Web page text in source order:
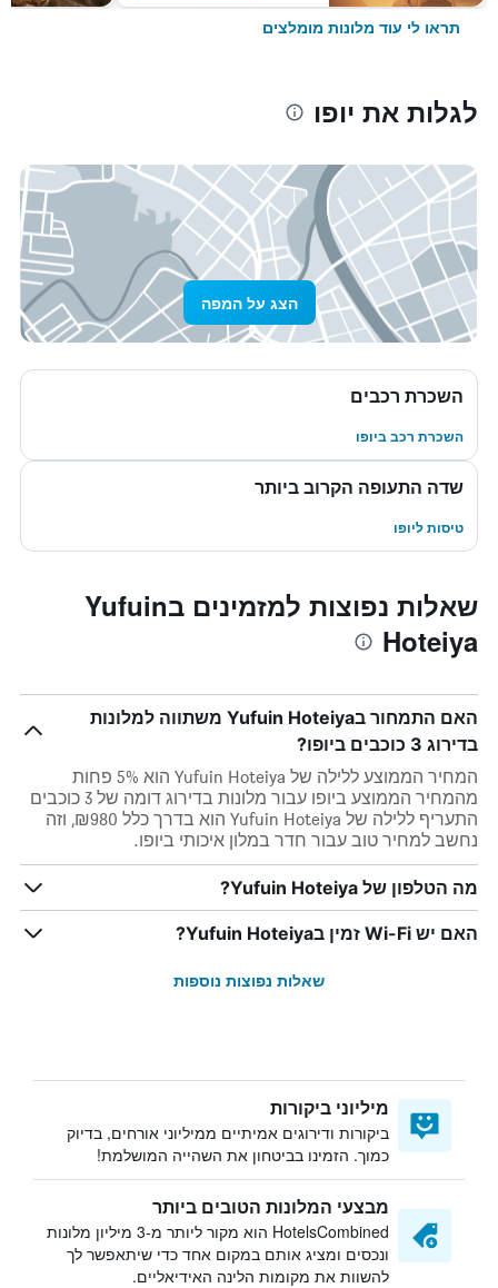
תראו לי עוד מלונות מומלצים
לגלות את יופו
הצג על המפה
השכרת רכבים
השכרת רכב ביופו
שדה התעופה הקרוב ביותר
טיסות ליופו
שאלות נפוצות למזמינים בYufuin
Hoteiya
האם התמחור בYufuin Hoteiya משתווה למלונות
בדירוג 3 כוכבים ביופו?
המחיר הממוצע ללילה של Yufuin Hoteiya הוא 5% פחות
מהמחיר הממוצע ביופו עבור מלונות בדירוג דומה של 3 כוכבים
התעריף ללילה של Yufuin Hoteiya הוא בדרך כלל ₪980, וזה
נחשב למחיר טוב עבור חדר במלון איכותי ביופו.
מה הטלפון של Yufuin Hoteiya?
האם יש Wi-Fi זמין בYufuin Hoteiya?
שאלות נפוצות נוספות
מיליוני ביקורות
ביקורות ודירוגים אמיתיים ממיליוני אורחים, בדיוק
כמוך. הזמינו בביטחון את השהייה המושלמת!
מבצעי המלונות הטובים ביותר
HotelsCombined הוא מקור ליותר מ-3 מיליון מלונות
ונכסים ומציג אותם במקום אחד כדי שיתאפשר לך
להשוות את מקומות הלינה האידיאליים.